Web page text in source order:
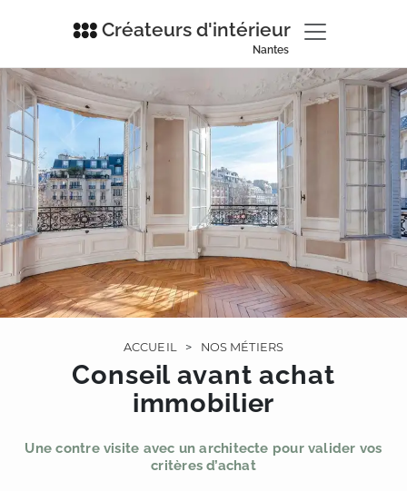
Créateurs d'intérieur
Nantes
ACCUEIL > NOS MÉTIERS
Conseil avant achat
immobilier
Une contre visite avec un architecte pour valider vos
critères d’achat